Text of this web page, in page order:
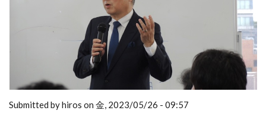
Submitted by hiros on 金, 2023/05/26 - 09:57